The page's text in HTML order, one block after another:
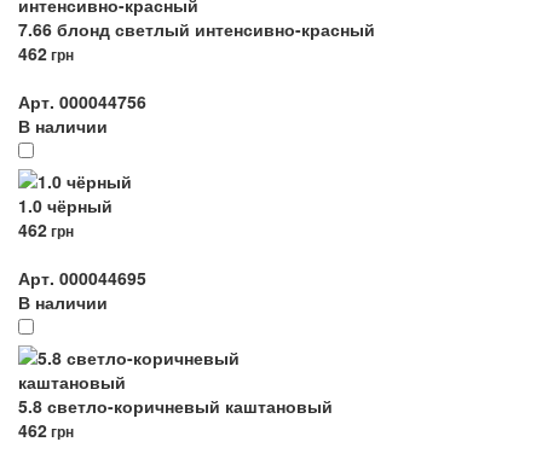
7.66 блонд светлый интенсивно-красный
462грн
Арт. 000044756
В наличии
1.0 чёрный
462грн
Арт. 000044695
В наличии
5.8 светло-коричневый каштановый
462грн